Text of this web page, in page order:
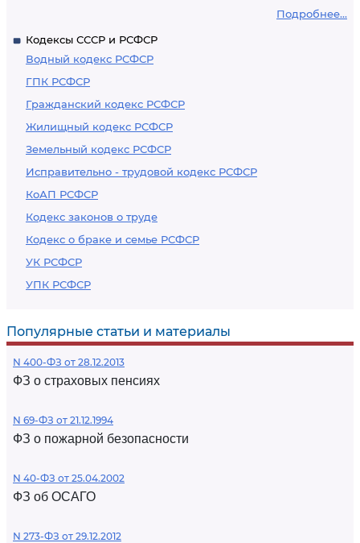
Подробнее...
Кодексы СССР и РСФСР
Водный кодекс РСФСР
ГПК РСФСР
Гражданский кодекс РСФСР
Жилищный кодекс РСФСР
Земельный кодекс РСФСР
Исправительно - трудовой кодекс РСФСР
КоАП РСФСР
Кодекс законов о труде
Кодекс о браке и семье РСФСР
УК РСФСР
УПК РСФСР
Популярные статьи и материалы
N 400-ФЗ от 28.12.2013
ФЗ о страховых пенсиях
N 69-ФЗ от 21.12.1994
ФЗ о пожарной безопасности
N 40-ФЗ от 25.04.2002
ФЗ об ОСАГО
N 273-ФЗ от 29.12.2012